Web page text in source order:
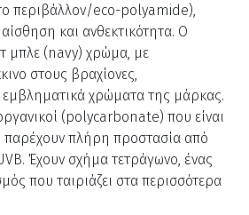
περιβάλλον/eco-polyamide),
και ανθεκτικότητα. Ο
μπλε (navy) χρώμα, με
στους βραχίονες,
χρώματα της μάρκας.
(polycarbonate) που είναι
παρέχουν πλήρη προστασία από
Έχουν σχήμα τετράγωνο, ένας
που ταιριάζει στα περισσότερα